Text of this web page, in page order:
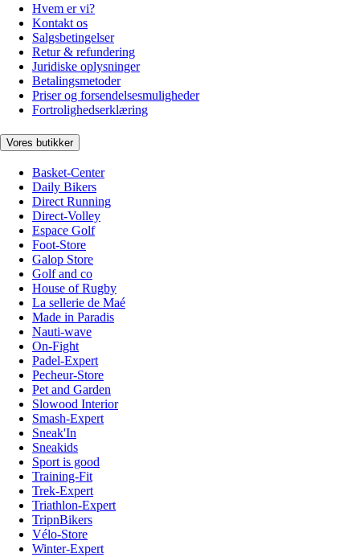
Hvem er vi?
Kontakt os
Salgsbetingelser
Retur & refundering
Juridiske oplysninger
Betalingsmetoder
Priser og forsendelsesmuligheder
Fortrolighedserklæring
Vores butikker
Basket-Center
Daily Bikers
Direct Running
Direct-Volley
Espace Golf
Foot-Store
Galop Store
Golf and co
House of Rugby
La sellerie de Maé
Made in Paradis
Nauti-wave
On-Fight
Padel-Expert
Pecheur-Store
Pet and Garden
Slowood Interior
Smash-Expert
Sneak'In
Sneakids
Sport is good
Training-Fit
Trek-Expert
Triathlon-Expert
TripnBikers
Vélo-Store
Winter-Expert